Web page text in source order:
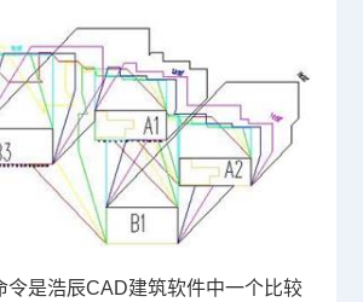
令是浩辰CAD建筑软件中一个比较